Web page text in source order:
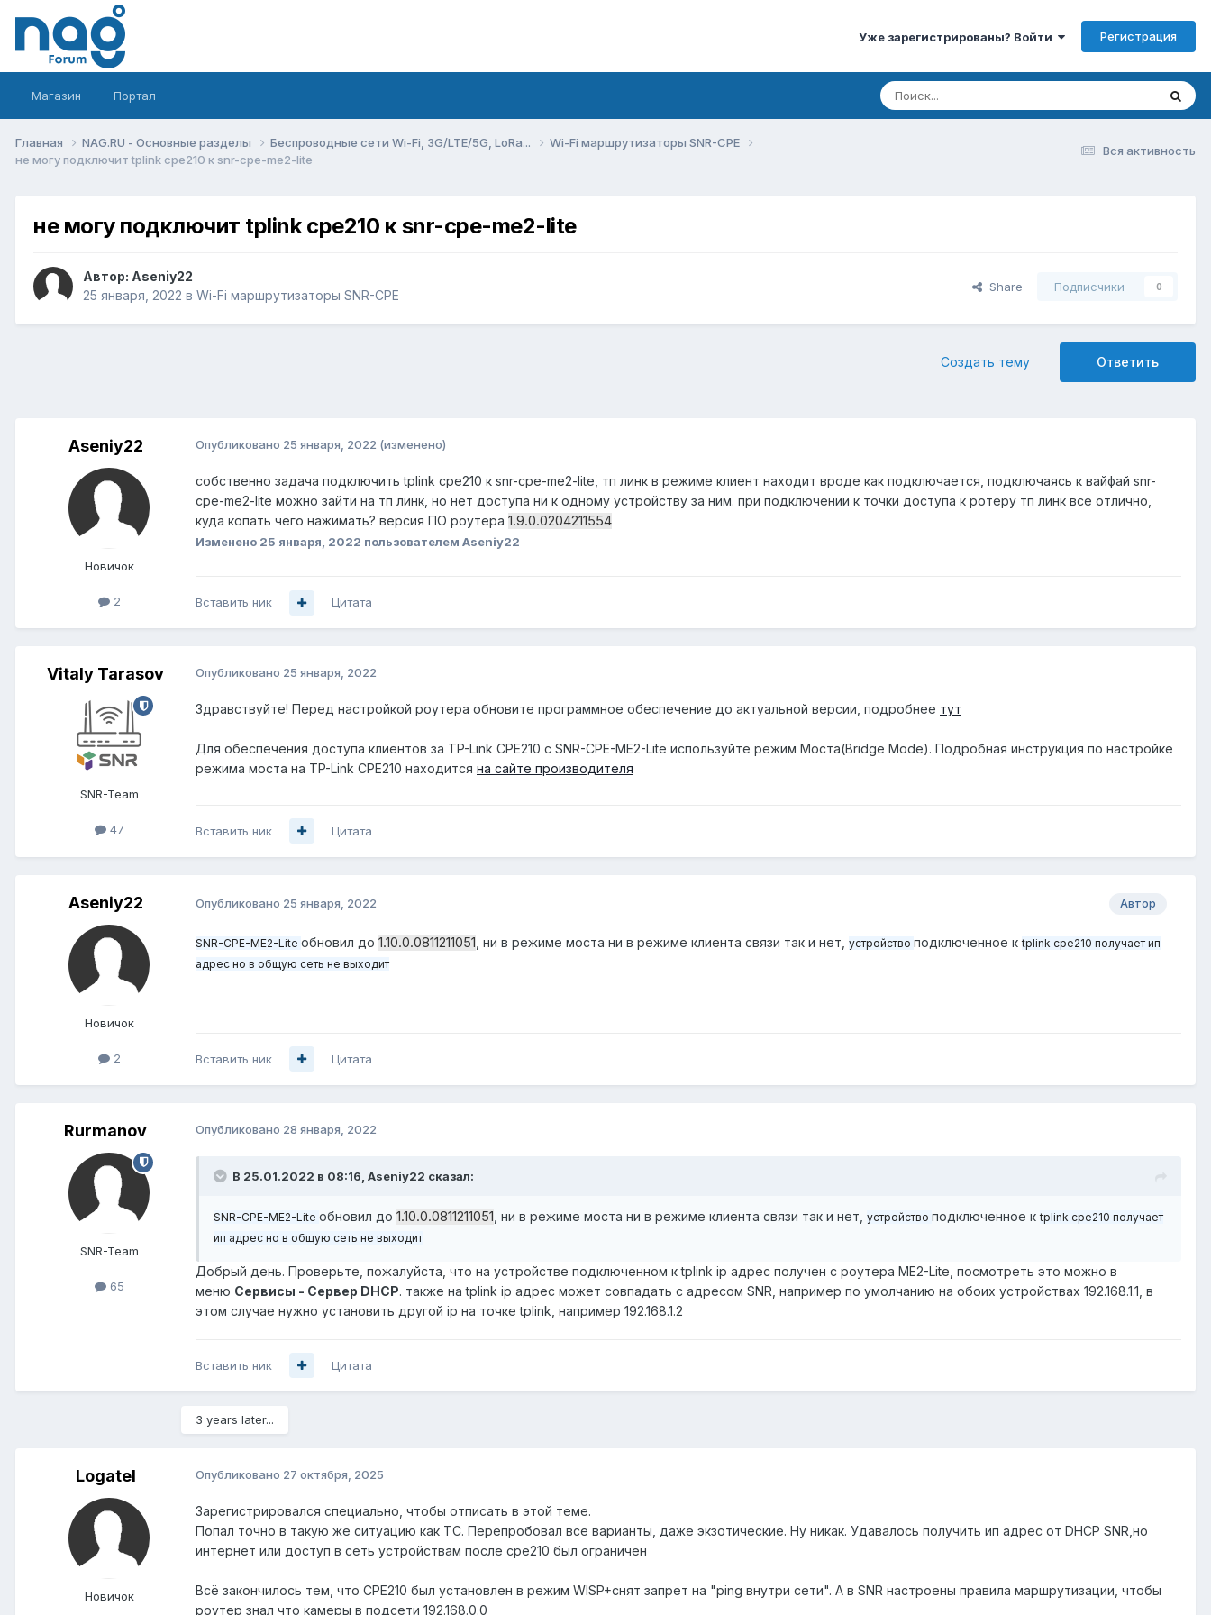
Уже зарегистрированы? Войти Регистрация
Магазин Портал
Вся активность
Главная NAG.RU - Основные разделы Беспроводные сети Wi-Fi, 3G/LTE/5G, LoRa...
Wi-Fi маршрутизаторы SNR-CPE
не могу подключит tplink cpe210 к snr-cpe-me2-lite
не могу подключит tplink cpe210 к snr-cpe-me2-lite
Автор: Aseniy22
25 января, 2022 в Wi-Fi маршрутизаторы SNR-CPE
Share Подписчики 0
Ответить
Создать тему
Aseniy22
Новичок
2
Опубликовано 25 января, 2022 (изменено)
собственно задача подключить tplink cpe210 к snr-cpe-me2-lite, тп линк в режиме клиент находит вроде как подключается, подключаясь к вайфай snr-
cpe-me2-lite можно зайти на тп линк, но нет доступа ни к одному устройству за ним. при подключении к точки доступа к ротеру тп линк все отлично,
куда копать чего нажимать? версия ПО роутера 1.9.0.0204211554
Изменено 25 января, 2022 пользователем Aseniy22
Вставить ник Цитата
Vitaly Tarasov
SNR-Team
47
Опубликовано 25 января, 2022
Здравствуйте! Перед настройкой роутера обновите программное обеспечение до актуальной версии, подробнее тут
Для обеспечения доступа клиентов за TP-Link CPE210 с SNR-CPE-ME2-Lite используйте режим Моста(Bridge Mode). Подробная инструкция по настройке
режима моста на TP-Link CPE210 находится на сайте производителя
Вставить ник Цитата
Aseniy22
Новичок
2
Автор
Опубликовано 25 января, 2022
SNR-CPE-ME2-Lite обновил до 1.10.0.0811211051 , ни в режиме моста ни в режиме клиента связи так и нет, устройство подключенное кtplink cpe210 получает ип
адрес но в общую сеть не выходит
Вставить ник Цитата
Rurmanov
SNR-Team
65
Опубликовано 28 января, 2022
В 25.01.2022 в 08:16, Aseniy22 сказал:
SNR-CPE-ME2-Lite обновил до 1.10.0.0811211051 , ни в режиме моста ни в режиме клиента связи так и нет, устройство подключенное кtplink cpe210 получает
ип адрес но в общую сеть не выходит
Добрый день. Проверьте, пожалуйста, что на устройстве подключенном к tplink ip адрес получен с роутера ME2-Lite, посмотреть это можно в
меню Сервисы - Сервер DHCP. также на tplink ip адрес может совпадать с адресом SNR, например по умолчанию на обоих устройствах 192.168.1.1, в
этом случае нужно установить другой ip на точке tplink, например 192.168.1.2
Вставить ник Цитата
3 years later...
Logatel
Новичок
Опубликовано 27 октября, 2025
Зарегистрировался специально, чтобы отписать в этой теме.
Попал точно в такую же ситуацию как ТС. Перепробовал все варианты, даже экзотические. Ну никак. Удавалось получить ип адрес от DHCP SNR,но
интернет или доступ в сеть устройствам после cpe210 был ограничен
Всё закончилось тем, что CPE210 был установлен в режим WISP+снят запрет на "ping внутри сети". А в SNR настроены правила маршрутизации, чтобы
роутер знал что камеры в подсети 192.168.0.0